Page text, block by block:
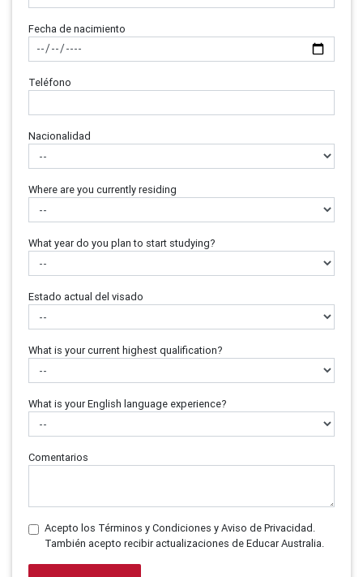
Fecha de nacimiento
Teléfono
Nacionalidad
Where are you currently residing
What year do you plan to start studying?
Estado actual del visado
What is your current highest qualification?
What is your English language experience?
Comentarios
Acepto los Términos y Condiciones y Aviso de Privacidad.
También acepto recibir actualizaciones de Educar Australia.